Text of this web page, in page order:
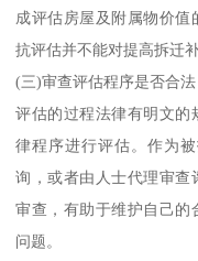
成评估房屋及附属物价值
抗评估并不能对提高拆迁
(三)审查评估程序是否合法
评估的过程法律有明文的
律程序进行评估。作为
询，或者由人士代理审查
审查，有助于维护自己的
问题。